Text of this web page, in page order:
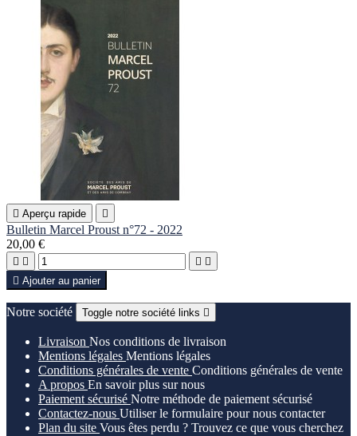
 Aperçu rapide 
Bulletin Marcel Proust n°72 - 2022
20,00 €
   
 Ajouter au panier
Notre société Toggle notre société links 
Livraison Nos conditions de livraison
Mentions légales Mentions légales
Conditions générales de vente Conditions générales de vente
A propos En savoir plus sur nous
Paiement sécurisé Notre méthode de paiement sécurisé
Contactez-nous Utiliser le formulaire pour nous contacter
Plan du site Vous êtes perdu ? Trouvez ce que vous cherchez